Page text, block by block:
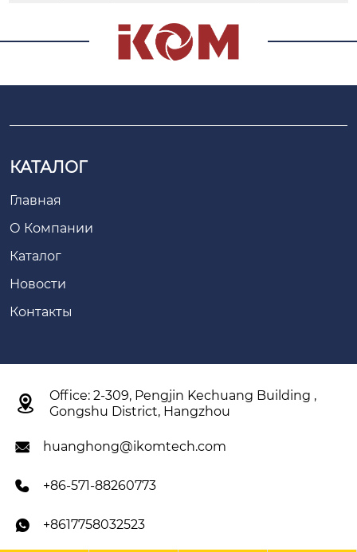
КАТАЛОГ
Главная
О Компании
Каталог
Новости
Контакты

Office: 2-309, Pengjin Kechuang Building ,
Gongshu District, Hangzhou
 huanghong@ikomtech.com
 +86-571-88260773
 +8617758032523